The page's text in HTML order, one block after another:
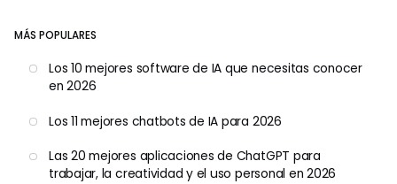
MÁS POPULARES
Los 10 mejores software de IA que necesitas conocer
en 2026
Los 11 mejores chatbots de IA para 2026
Las 20 mejores aplicaciones de ChatGPT para
trabajar, la creatividad y el uso personal en 2026